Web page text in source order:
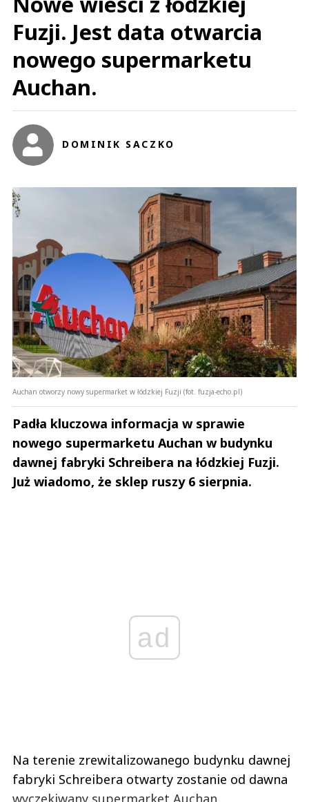
Fuzji. Jest data otwarcia
nowego supermarketu
Auchan.
DOMINIK SACZKO
Auchan otworzy nowy supermarket w łódzkiej Fuzji (fot. fuzja-echo.pl)
Padła kluczowa informacja w sprawie
nowego supermarketu Auchan w budynku
dawnej fabryki Schreibera na łódzkiej Fuzji.
Już wiadomo, że sklep ruszy 6 sierpnia.
ad
Na terenie zrewitalizowanego budynku dawnej
fabryki Schreibera otwarty zostanie od dawna
wyczekiwany supermarket Auchan.